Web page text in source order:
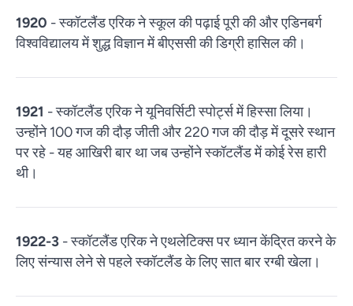
1920 - स्कॉटलैंड एरिक ने स्कूल की पढ़ाई पूरी की और एडिनबर्ग
विश्वविद्यालय में शुद्ध विज्ञान में बीएससी की डिग्री हासिल की।
1921 - स्कॉटलैंड एरिक ने यूनिवर्सिटी स्पोर्ट्स में हिस्सा लिया।
उन्होंने 100 गज की दौड़ जीती और 220 गज की दौड़ में दूसरे स्थान
पर रहे - यह आखिरी बार था जब उन्होंने स्कॉटलैंड में कोई रेस हारी
थी।
1922-3 - स्कॉटलैंड एरिक ने एथलेटिक्स पर ध्यान केंद्रित करने के
लिए संन्यास लेने से पहले स्कॉटलैंड के लिए सात बार रग्बी खेला।